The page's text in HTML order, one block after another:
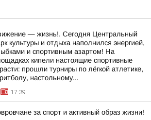
— жизнь!. Сегодня Центральный
культуры и отдыха наполнился энергией,
и спортивным азартом! На
кипели настоящие спортивные
прошли турниры по лёгкой атлетике,
настольному...
17:39
за спорт и активный образ жизни!